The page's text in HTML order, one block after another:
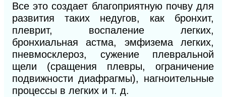
Все это создает благоприятную почву для
развития таких недугов, как бронхит,
плеврит, воспаление легких,
бронхиальная астма, эмфизема легких,
пневмосклероз, сужение плевральной
щели (сращения плевры, ограничение
подвижности диафрагмы), нагноительные
процессы в легких и т. д.